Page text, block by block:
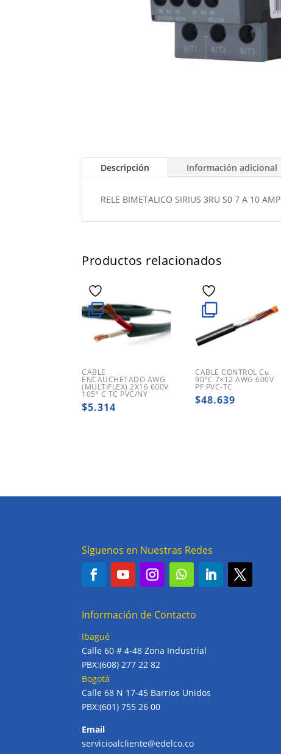
Descripción Información adicional
RELE BIMETALICO SIRIUS 3RU S0 7 A 10 AMP
Productos relacionados
CABLE
ENCAUCHETADO AWG
(MULTIFLEX) 2X16 600V
105º C TC PVC/NY
$5.314
CABLE CONTROL Cu
90°C 7×12 AWG 600V
PF PVC-TC
$48.639
Síguenos en Nuestras Redes
Información de Contacto
Ibagué
Calle 60 # 4-48 Zona Industrial
PBX:(608) 277 22 82
Bogotá
Calle 68 N 17-45 Barrios Unidos
PBX:(601) 755 26 00
Email
servicioalcliente@edelco.co